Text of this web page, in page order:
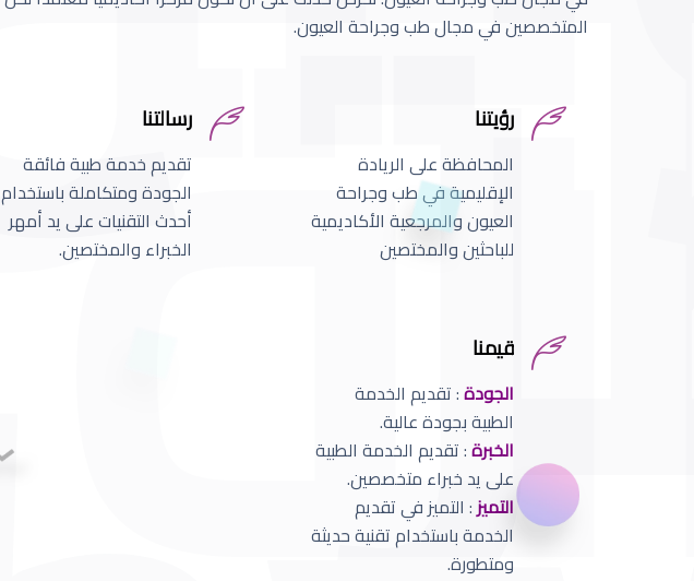
المتخصصين في مجال طب وجراحة العيون.
رؤيتنا
المحافظة على الريادة
الإقليمية في طب وجراحة
العيون والمرجعية الأكاديمية
للباحثين والمختصين
رسالتنا
تقديم خدمة طبية فائقة
الجودة ومتكاملة باستخدام
أحدث التقنيات على يد أمهر
الخبراء والمختصين.
قيمنا
الجودة: تقديم الخدمة
الطبية بجودة عالية.
الخبرة: تقديم الخدمة الطبية
على يد خبراء متخصصين.
التميز: التميز في تقديم
الخدمة باستخدام تقنية حديثة
ومتطورة.